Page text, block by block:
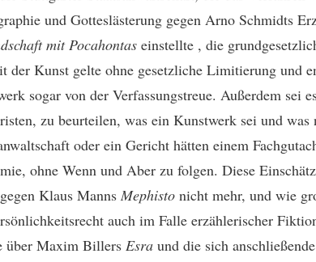
und Gotteslästerung gegen Arno Schmidts
mit Pocahontas einstellte ­, die
der Kunst gelte ohne gesetzliche Limitierung und
sogar von der Verfassungstreue. Außerdem sei
zu beurteilen, was ein Kunstwerk sei und was
oder ein Gericht hätten einem
ohne Wenn und Aber zu folgen. Diese
Klaus Manns Mephisto nicht mehr, und wie
auch im Falle erzählerischer
über Maxim Billers Esra und die sich